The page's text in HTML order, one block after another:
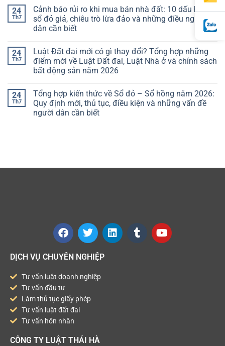
24
Th7
Cảnh báo rủi ro khi mua bán nhà đất: 10 dấu hiệu
sổ đỏ giả, chiêu trò lừa đảo và những điều người
dân cần biết
24
Th7
Luật Đất đai mới có gì thay đổi? Tổng hợp những
điểm mới về Luật Đất đai, Luật Nhà ở và chính sách
bất động sản năm 2026
24
Th7
Tổng hợp kiến thức về Sổ đỏ – Sổ hồng năm 2026:
Quy định mới, thủ tục, điều kiện và những vấn đề
người dân cần biết
DỊCH VỤ CHUYÊN NGHIỆP
Tư vấn luật doanh nghiệp
Tư vấn đầu tư
Làm thủ tục giấy phép
Tư vấn luật đất đai
Tư vấn hôn nhân
CÔNG TY LUẬT THÁI HÀ